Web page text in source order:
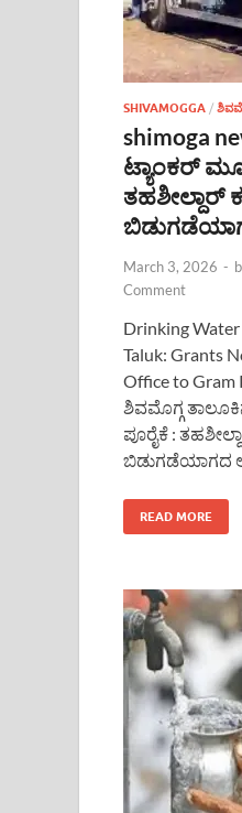
SHIVAMOGGA /
shimoga
ಟ್ಯಾಂಕರ್
ತಹಶೀಲ್ದಾರ್
March 3, 2026 -
Comment
Drinking Water
Taluk: Grants
Office to Gram
ಶಿವಮೊಗ್ಗ
ಪೂರೈಕೆ :
ಬಿಡುಗಡೆಯಾಗದ
READ MORE